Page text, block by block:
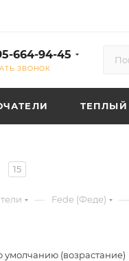
664-94-45
ЗВОНОК
15
— Fede (Феде) —
умолчанию (возрастание)